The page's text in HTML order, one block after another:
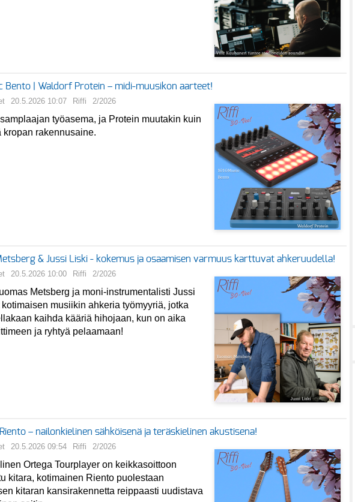
Bento | Waldorf Protein – midi-muusikon aarteet!
20.5.2026 10:07 Riffi 2/2026
työasema, ja Protein muutakin kuin
kropan rakennusaine.
& Jussi Liski - kokemus ja osaamisen varmuus karttuvat ahkeruudella!
20.5.2026 10:00 Riffi 2/2026
Metsberg ja moni-instrumentalisti Jussi
kotimaisen musiikin ahkeria työmyyriä, jotka
kaihda kääriä hihojaan, kun on aika
ja ryhtyä pelaamaan!
– nailonkielinen sähköisenä ja teräskielinen akustisena!
20.5.2026 09:54 Riffi 2/2026
Ortega Tourplayer on keikkasoittoon
kitara, kotimainen Riento puolestaan
kitaran kansirakennetta reippaasti uudistava